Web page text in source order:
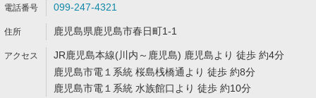
099-247-4321
鹿児島県鹿児島市春日町1-1
JR鹿児島本線(川内～鹿児島) 鹿児島より 徒歩 約4分
鹿児島市電１系統 桜島桟橋通より 徒歩 約8分
鹿児島市電１系統 水族館口より 徒歩 約10分